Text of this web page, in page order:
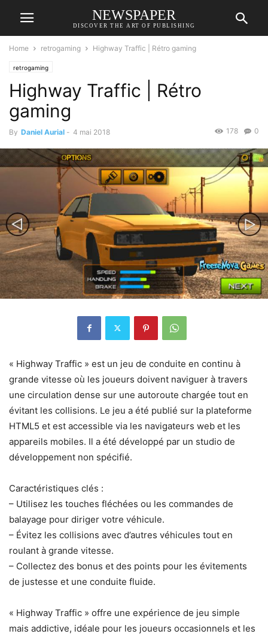
NEWSPAPER
DISCOVER THE ART OF PUBLISHING
Home retrogaming Highway Traffic | Rétro gaming
retrogaming
Highway Traffic | Rétro
gaming
By Daniel Aurial - 4 mai 2018 0
178
« Highway Traffic » est un jeu de conduite en continu à
grande vitesse où les joueurs doivent naviguer à travers
une circulation dense sur une autoroute chargée tout en
évitant les collisions. Le jeu a été publié sur la plateforme
HTML5 et est accessible via les navigateurs web et les
appareils mobiles. Il a été développé par un studio de
développement non spécifié.
Caractéristiques clés :
– Utilisez les touches fléchées ou les commandes de
balayage pour diriger votre véhicule.
– Évitez les collisions avec d’autres véhicules tout en
roulant à grande vitesse.
– Collectez des bonus et des points pour les évitements
de justesse et une conduite fluide.
« Highway Traffic » offre une expérience de jeu simple
mais addictive, idéale pour les joueurs occasionnels et les